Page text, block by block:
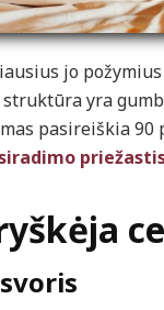
jo
yra
pasireiškia